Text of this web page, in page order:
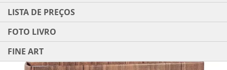
LISTA DE PREÇOS
FOTO LIVRO
FINE ART
Pular